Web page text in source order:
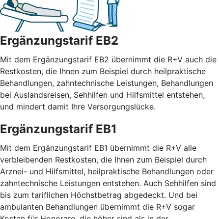
Ergänzungstarif EB2
Mit dem Ergänzungstarif EB2 übernimmt die R+V auch die
Restkosten, die Ihnen zum Beispiel durch heilpraktische
Behandlungen, zahntechnische Leistungen, Behandlungen
bei Auslandsreisen, Sehhilfen und Hilfsmittel entstehen,
und mindert damit Ihre Versorgungslücke.
Ergänzungstarif EB1
Mit dem Ergänzungstarif EB1 übernimmt die R+V alle
verbleibenden Restkosten, die Ihnen zum Beispiel durch
Arznei- und Hilfsmittel, heilpraktische Behandlungen oder
zahntechnische Leistungen entstehen. Auch Sehhilfen sind
bis zum tariflichen Höchstbetrag abgedeckt. Und bei
ambulanten Behandlungen übernimmt die R+V sogar